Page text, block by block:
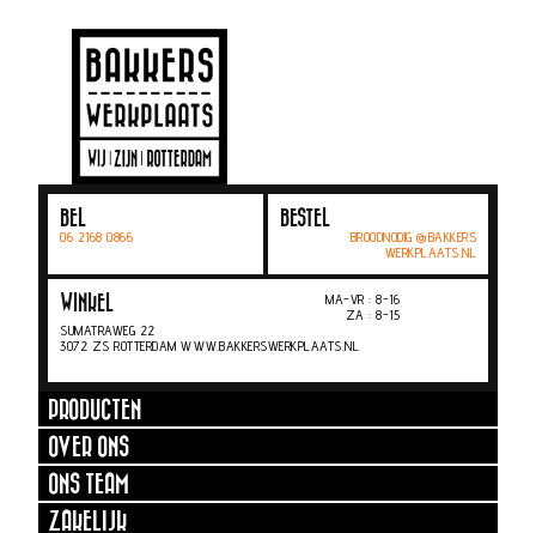
BEL
06 2168 0866
BESTEL
BROODNODIG @BAKKERS
WERKPLAATS.NL
WINKEL
MA-VR : 8-16
ZA : 8-15
SUMATRAWEG 22
3072 ZS ROTTERDAM WWW.BAKKERSWERKPLAATS.NL
PRODUCTEN
OVER ONS
ONS TEAM
ZAKELIJK